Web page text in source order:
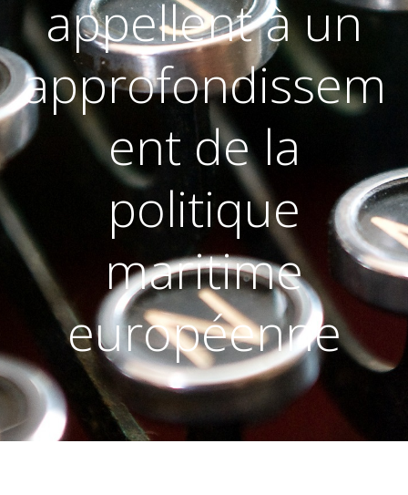
appellent à un
approfondissem
ent de la
politique
maritime
européenne